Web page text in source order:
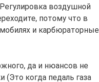
воздушной
потому что в
и карбюраторные
да и нюансов не
(Это когда педаль газа